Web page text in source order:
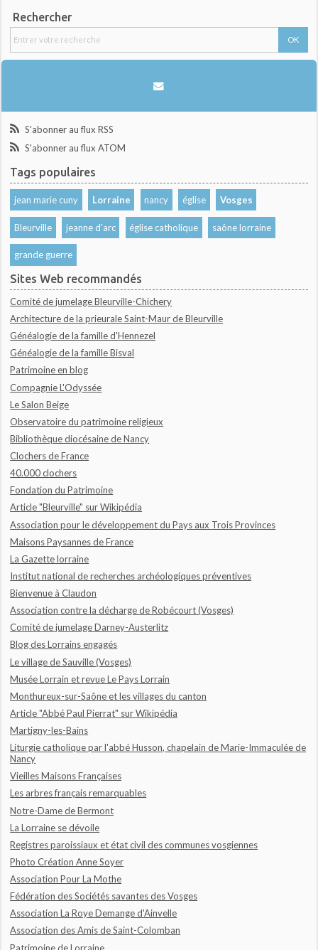
Rechercher
S'abonner au flux RSS
S'abonner au flux ATOM
Tags populaires
jean marie cuny Lorraine nancy église Vosges
Bleurville jeanne d'arc église catholique saône lorraine
grande guerre
Sites Web recommandés
Comité de jumelage Bleurville-Chichery
Architecture de la prieurale Saint-Maur de Bleurville
Généalogie de la famille d'Hennezel
Généalogie de la famille Bisval
Patrimoine en blog
Compagnie L'Odyssée
Le Salon Beige
Observatoire du patrimoine religieux
Bibliothèque diocésaine de Nancy
Clochers de France
40.000 clochers
Fondation du Patrimoine
Article "Bleurville" sur Wikipédia
Association pour le développement du Pays aux Trois Provinces
Maisons Paysannes de France
La Gazette lorraine
Institut national de recherches archéologiques préventives
Bienvenue à Claudon
Association contre la décharge de Robécourt (Vosges)
Comité de jumelage Darney-Austerlitz
Blog des Lorrains engagés
Le village de Sauville (Vosges)
Musée Lorrain et revue Le Pays Lorrain
Monthureux-sur-Saône et les villages du canton
Article "Abbé Paul Pierrat" sur Wikipédia
Martigny-les-Bains
Liturgie catholique par l'abbé Husson, chapelain de Marie-Immaculée de
Nancy
Vieilles Maisons Françaises
Les arbres français remarquables
Notre-Dame de Bermont
La Lorraine se dévoile
Registres paroissiaux et état civil des communes vosgiennes
Photo Création Anne Soyer
Association Pour La Mothe
Fédération des Sociétés savantes des Vosges
Association La Roye Demange d'Ainvelle
Association des Amis de Saint-Colomban
Patrimoine de Lorraine